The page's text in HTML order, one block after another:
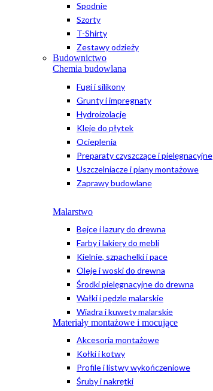
Spodnie
Szorty
T-Shirty
Zestawy odzieży
Budownictwo
Chemia budowlana
Fugi i silikony
Grunty i impregnaty
Hydroizolacje
Kleje do płytek
Ocieplenia
Preparaty czyszczące i pielęgnacyjne
Uszczelniacze i piany montażowe
Zaprawy budowlane
Malarstwo
Bejce i lazury do drewna
Farby i lakiery do mebli
Kielnie, szpachelki i pace
Oleje i woski do drewna
Środki pielęgnacyjne do drewna
Wałki i pędzle malarskie
Wiadra i kuwety malarskie
Materiały montażowe i mocujące
Akcesoria montażowe
Kołki i kotwy
Profile i listwy wykończeniowe
Śruby i nakrętki